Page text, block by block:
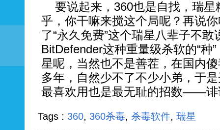
要说起来，360也是自找，瑞
乎，你干嘛来搅这个局呢？再说
了“永久免费”这个瑞星八辈子不
BitDefender这种重量级杀软的“种
星呢，当然也不是善茬，在国内
多年，自然少不了不少小弟，于
最喜欢用也是最无耻的招数——诽
Tags : 360, 360杀毒, 杀毒软件, 瑞星